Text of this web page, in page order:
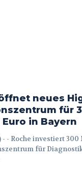
neues
für
in Bayern
in
für